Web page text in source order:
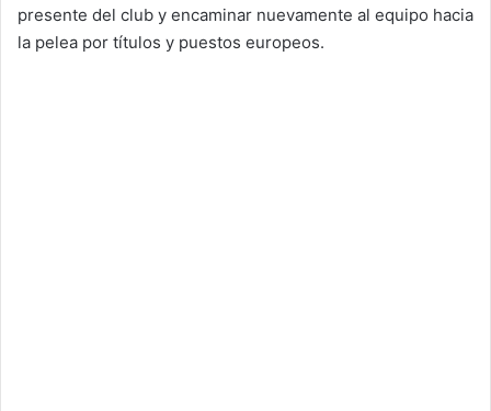
presente del club y encaminar nuevamente al equipo hacia
la pelea por títulos y puestos europeos.